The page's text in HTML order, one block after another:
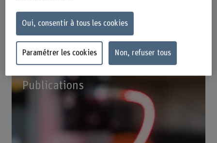
Publications
Oui, consentir à tous les cookies
Paramétrer les cookies Non, refuser tous